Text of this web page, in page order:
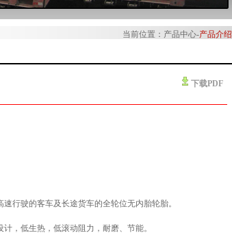
当前位置：产品中心-产品介绍
下载PDF
驶的客车及长途货车的全轮位无内胎轮胎。
低生热，低滚动阻力，耐磨、节能。